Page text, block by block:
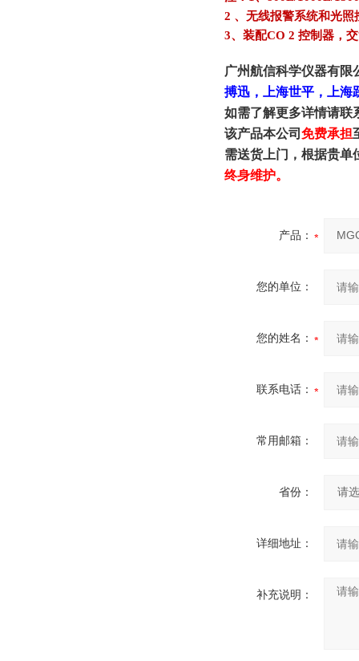
2 、无线报警系统和光
3、装配CO 2 控制器，
广州航信科学仪器有限
搏迅，上海世平，上海
如需了解更多详情请联
该产品本公司 免费承担
需送货上门，根据贵单
终身维护。
产品：
您的单位：
您的姓名：
联系电话：
常用邮箱：
省份：
详细地址：
补充说明：